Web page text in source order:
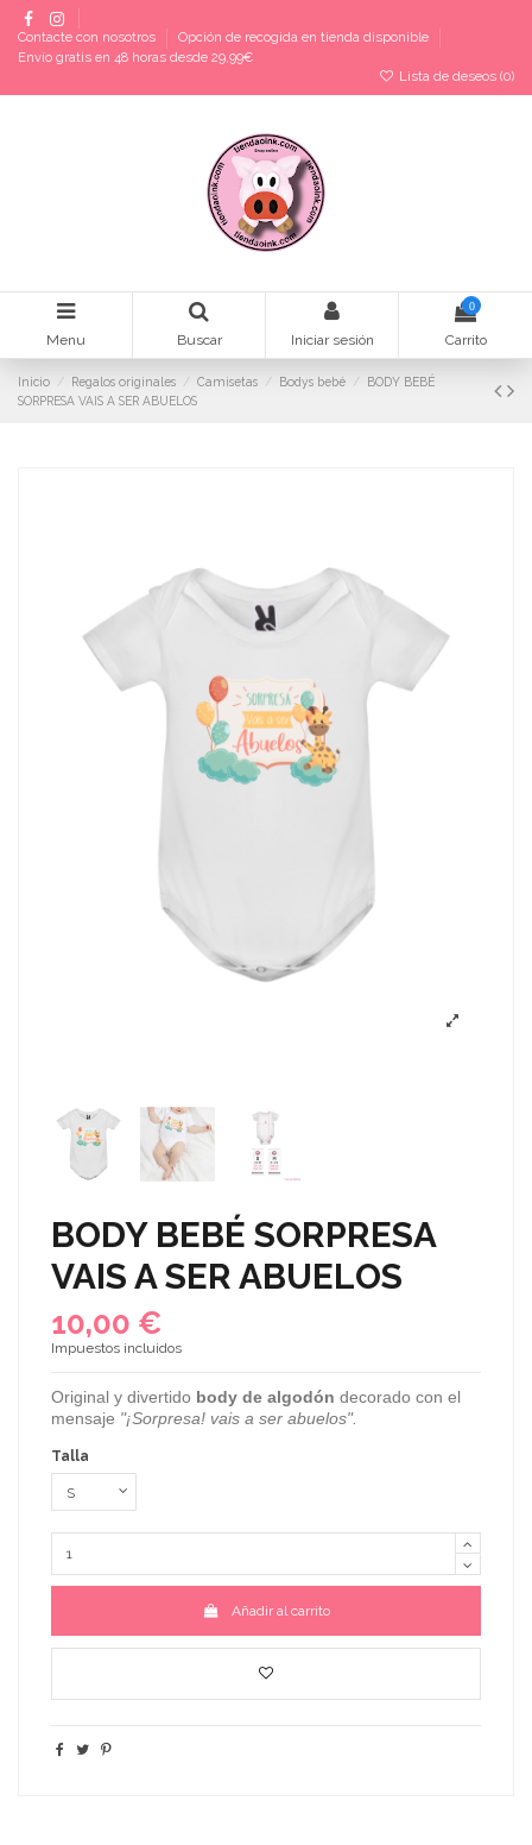
Contacte con nosotros
Opción de recogida en tienda disponible
Envío gratis en 48 horas desde 29,99€
Lista de deseos (0)
Menu Buscar Iniciar sesión
0
Carrito
Inicio Regalos originales Camisetas Bodys bebé
BODY BEBÉ
SORPRESA VAIS A SER ABUELOS
BODY BEBÉ SORPRESA
VAIS A SER ABUELOS
10,00 €
Impuestos incluidos
Original y divertido body de algodón decorado con el
mensaje "¡Sorpresa! vais a ser abuelos".
Talla
Añadir al carrito